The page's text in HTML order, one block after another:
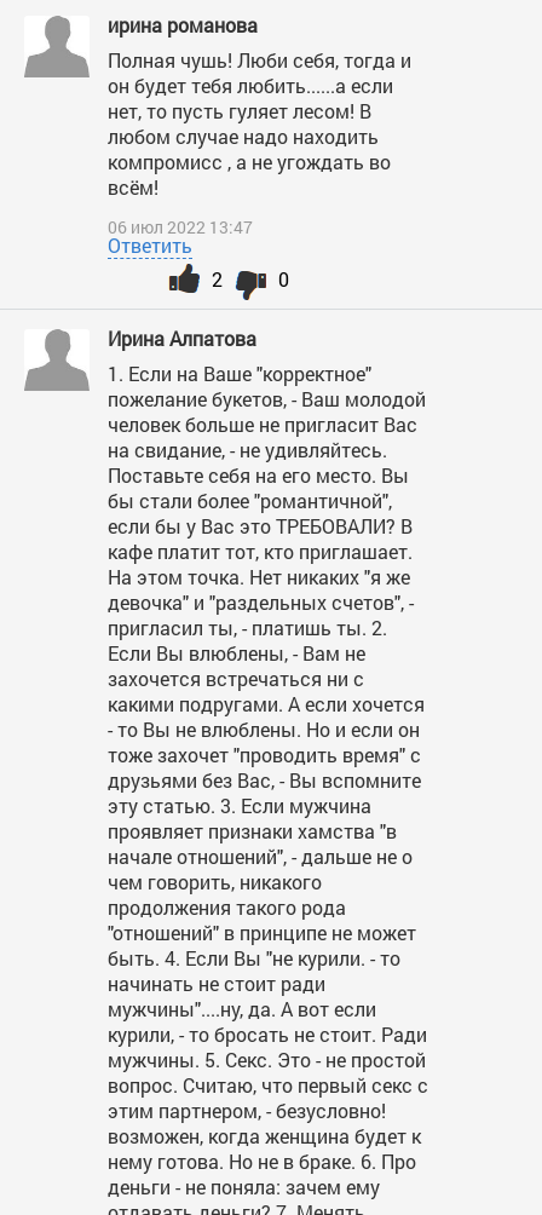
ирина романова
Полная чушь! Люби себя, тогда и
он будет тебя любить......а если
нет, то пусть гуляет лесом! В
любом случае надо находить
компромисс , а не угождать во
всём!
06 июл 2022 13:47
Ответить
0
2
Ирина Алпатова
1. Если на Ваше "корректное"
пожелание букетов, - Ваш молодой
человек больше не пригласит Вас
на свидание, - не удивляйтесь.
Поставьте себя на его место. Вы
бы стали более "романтичной",
если бы у Вас это ТРЕБОВАЛИ? В
кафе платит тот, кто приглашает.
На этом точка. Нет никаких "я же
девочка" и "раздельных счетов", -
пригласил ты, - платишь ты. 2.
Если Вы влюблены, - Вам не
захочется встречаться ни с
какими подругами. А если хочется
- то Вы не влюблены. Но и если он
тоже захочет "проводить время" с
друзьями без Вас, - Вы вспомните
эту статью. 3. Если мужчина
проявляет признаки хамства "в
начале отношений", - дальше не о
чем говорить, никакого
продолжения такого рода
"отношений" в принципе не может
быть. 4. Если Вы "не курили. - то
начинать не стоит ради
мужчины"....ну, да. А вот если
курили, - то бросать не стоит. Ради
мужчины. 5. Секс. Это - не простой
вопрос. Считаю, что первый секс с
этим партнером, - безусловно!
возможен, когда женщина будет к
нему готова. Но не в браке. 6. Про
деньги - не поняла: зачем ему